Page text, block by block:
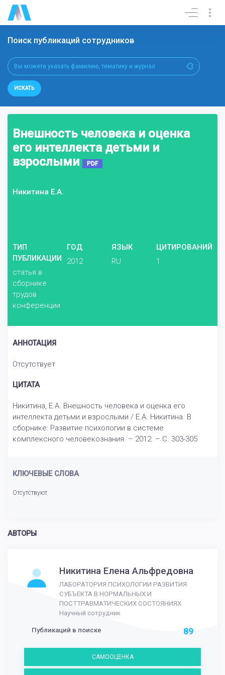
Поиск публикаций сотрудников
ИСКАТЬ
Внешность человека и оценка
его интеллекта детьми и
взрослыми
PDF
Никитина Е.А.
ТИП
ПУБЛИКАЦИИ
статья в
сборнике
трудов
конференции
ГОД
2012
ЯЗЫК
RU
ЦИТИРОВАНИЙ
1
АННОТАЦИЯ
Отсутствует
ЦИТАТА
Никитина, Е.А. Внешность человека и оценка его
интеллекта детьми и взрослыми / Е.А. Никитина. В
сборнике: Развитие психологии в системе
комплексного человекознания. – 2012. – С. 303-305
КЛЮЧЕВЫЕ СЛОВА
Отсутствуют
АВТОРЫ
Никитина Елена Альфредовна
ЛАБОРАТОРИЯ ПСИХОЛОГИИ РАЗВИТИЯ
СУБЪЕКТА В НОРМАЛЬНЫХ И
ПОСТТРАВМАТИЧЕСКИХ СОСТОЯНИЯХ
Научный сотрудник
Публикаций в поиске 89
САМООЦЕНКА